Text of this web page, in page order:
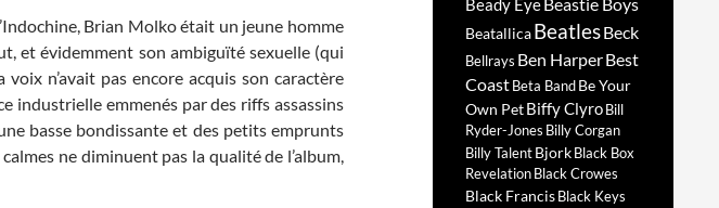
Brian Molko était un jeune homme
et évidemment son ambiguïté sexuelle (qui
n’avait pas encore acquis son caractère
industrielle emmenés par des riffs assassins
basse bondissante et des petits emprunts
ne diminuent pas la qualité de l’album,
Beady Eye
BeatallicaBeatlesBeck
Bellrays Ben HarperBest
CoastBeta BandBe Your
Own PetBiffy ClyroBill
Ryder-Jones Billy Corgan
Billy TalentBjorkBlack Box
RevelationBlack Crowes
Black FrancisBlack Keys